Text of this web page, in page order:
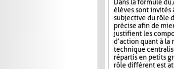
Dans la formule du
élèves sont invités
subjective du rôle
précise afin de
justifient les
d’action quant à la
technique
répartis en petits
rôle différent est